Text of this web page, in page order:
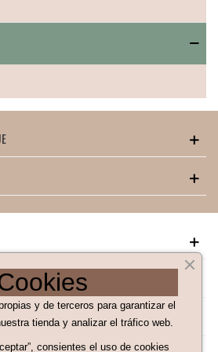
Junior sobre el ojo según las
o incomodidad. Utiliza el parche
SOCIALES
y de terceros para garantizar el
tienda y analizar el tráfico web.
consientes el uso de cookies